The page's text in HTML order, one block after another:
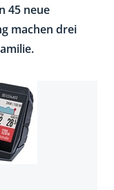
45 neue
machen drei